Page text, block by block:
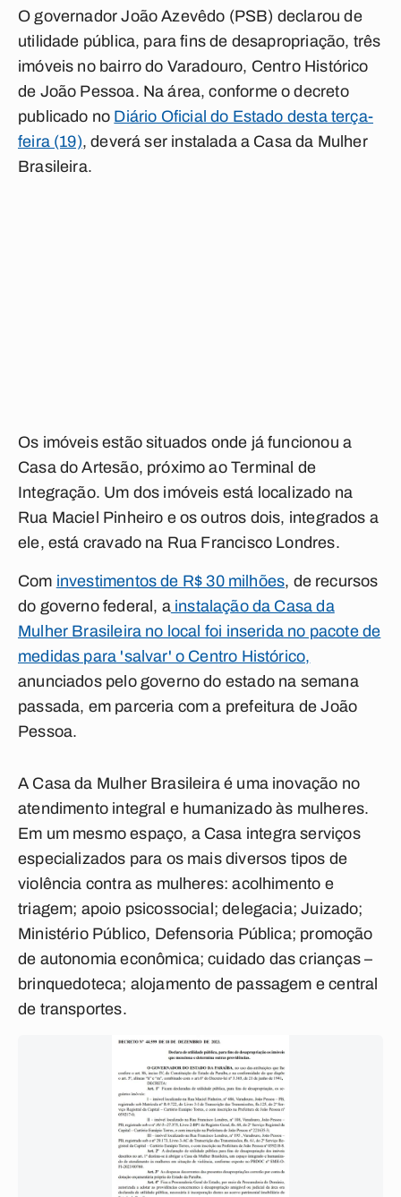
O governador João Azevêdo (PSB) declarou de
utilidade pública, para fins de desapropriação, três
imóveis no bairro do Varadouro, Centro Histórico
de João Pessoa. Na área, conforme o decreto
publicado no Diário Oficial do Estado desta terça-
feira (19), deverá ser instalada a Casa da Mulher
Brasileira.
Os imóveis estão situados onde já funcionou a
Casa do Artesão, próximo ao Terminal de
Integração. Um dos imóveis está localizado na
Rua Maciel Pinheiro e os outros dois, integrados a
ele, está cravado na Rua Francisco Londres.
Com investimentos de R$ 30 milhões, de recursos
do governo federal, ainstalação da Casa da
Mulher Brasileira no local foi inserida no pacote de
medidas para 'salvar' o Centro Histórico,
anunciados pelo governo do estado na semana
passada, em parceria com a prefeitura de João
Pessoa.
A Casa da Mulher Brasileira é uma inovação no
atendimento integral e humanizado às mulheres.
Em um mesmo espaço, a Casa integra serviços
especializados para os mais diversos tipos de
violência contra as mulheres: acolhimento e
triagem; apoio psicossocial; delegacia; Juizado;
Ministério Público, Defensoria Pública; promoção
de autonomia econômica; cuidado das crianças –
brinquedoteca; alojamento de passagem e central
de transportes.